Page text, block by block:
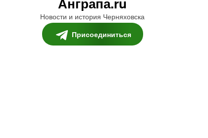
Новости и история Черняховска
Присоединиться